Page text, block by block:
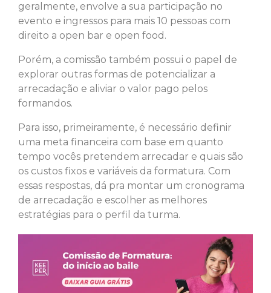
geralmente, envolve a sua participação no
evento e ingressos para mais 10 pessoas com
direito a open bar e open food.
Porém, a comissão também possui o papel de
explorar outras formas de potencializar a
arrecadação e aliviar o valor pago pelos
formandos.
Para isso, primeiramente, é necessário definir
uma meta financeira com base em quanto
tempo vocês pretendem arrecadar e quais são
os custos fixos e variáveis da formatura. Com
essas respostas, dá pra montar um cronograma
de arrecadação e escolher as melhores
estratégias para o perfil da turma.